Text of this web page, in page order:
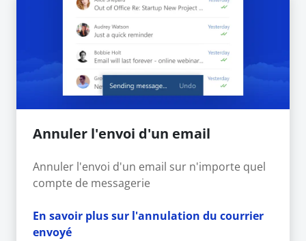
Annuler l'envoi d'un email
Annuler l'envoi d'un email sur n'importe quel
compte de messagerie
En savoir plus sur l'annulation du courrier
envoyé